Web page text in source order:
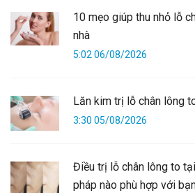
10 mẹo giúp thu nhỏ lỗ
nhà
5:02 06/08/2026
Lăn kim trị lỗ chân lông
3:30 05/08/2026
Điều trị lỗ chân lông to
pháp nào phù hợp với